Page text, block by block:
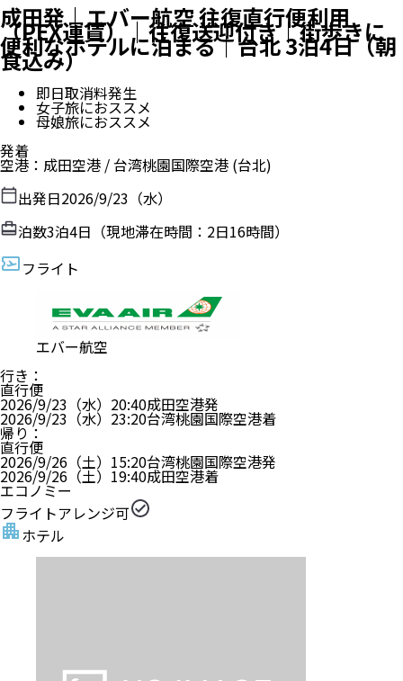
成田発｜エバー航空 往復直行便利用
（PEX運賃）｜往復送迎付き｜街歩きに
便利なホテルに泊まる｜台北 3泊4日（朝
食込み）
即日取消料発生
女子旅におススメ
母娘旅におススメ
発着
空港 ： 成田空港 /台湾桃園国際空港 (台北)
出発日2026/9/23（水）
泊数3泊4日（現地滞在時間： 2日16時間）
フライト
エバー航空
行き ：
直行便
2026/9/23（水） 20:40成田空港発
2026/9/23（水） 23:20台湾桃園国際空港着
帰り ：
直行便
2026/9/26（土） 15:20台湾桃園国際空港発
2026/9/26（土） 19:40成田空港着
エコノミー
フライトアレンジ可
ホテル